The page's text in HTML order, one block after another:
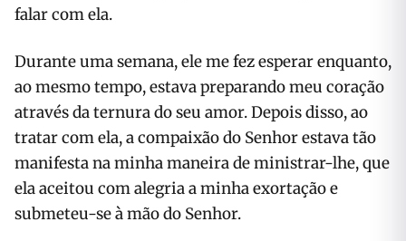
falar com ela.
Durante uma semana, ele me fez esperar enquanto,
ao mesmo tempo, estava preparando meu coração
através da ternura do seu amor. Depois disso, ao
tratar com ela, a compaixão do Senhor estava tão
manifesta na minha maneira de ministrar-lhe, que
ela aceitou com alegria a minha exortação e
submeteu-se à mão do Senhor.